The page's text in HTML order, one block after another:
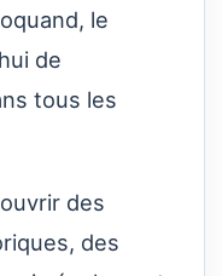
le
de
tous les
des
des